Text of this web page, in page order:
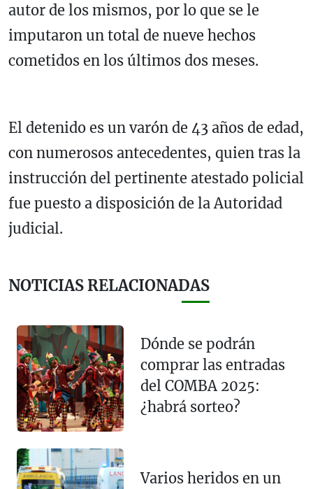
autor de los mismos, por lo que se le
imputaron un total de nueve hechos
cometidos en los últimos dos meses.
El detenido es un varón de 43 años de edad,
con numerosos antecedentes, quien tras la
instrucción del pertinente atestado policial
fue puesto a disposición de la Autoridad
judicial.
NOTICIAS RELACIONADAS
Dónde se podrán
comprar las entradas
del COMBA 2025:
¿habrá sorteo?
Varios heridos en un